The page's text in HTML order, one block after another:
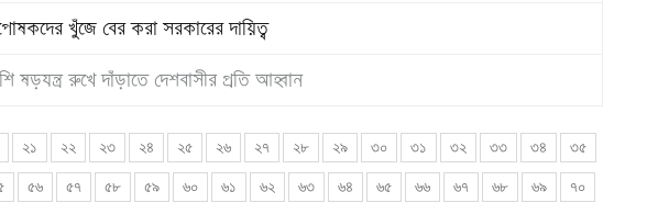
খুঁজে বের করা সরকারের দায়িত্ব
ষড়যন্ত্র রুখে দাঁড়াতে দেশবাসীর প্রতি আহ্বান
২১ ২২ ২৩ ২৪ ২৫ ২৬ ২৭ ২৮ ২৯ ৩০ ৩১ ৩২ ৩৩ ৩৪ ৩৫
৫৬ ৫৭ ৫৮ ৫৯ ৬০ ৬১ ৬২ ৬৩ ৬৪ ৬৫ ৬৬ ৬৭ ৬৮ ৬৯ ৭০